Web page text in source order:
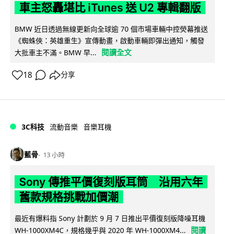
車主怒轟堪比 iTunes 送 U2 專輯翻版
BMW 近日透過無線更新向全球逾 70 個市場車輛中控熒幕推送
《蜘蛛俠：英雄重生》宣傳動畫，啟動車輛即彈出通知，觸發
大批車主不滿。BMW 早...
閱讀全文
18 分享
3C科技 流動音樂 音樂耳機
藍骨 13 小時
Sony 傳推平價復刻版耳筒 沿用六年
舊款規格挑戰加價潮
最近有爆料指 Sony 計劃於 9 月 7 日推出平價復刻版降噪耳機
WH-1000XM4C，規格幾乎與 2020 年 WH-1000XM4...
閱讀